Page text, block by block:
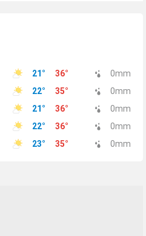
21° 36° 0mm
22° 35° 0mm
21° 36° 0mm
22° 36° 0mm
23° 35° 0mm